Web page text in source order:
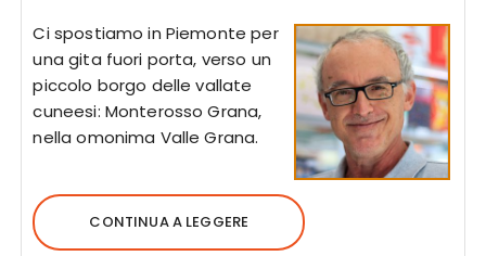
Ci spostiamo in Piemonte per
una gita fuori porta, verso un
piccolo borgo delle vallate
cuneesi: Monterosso Grana,
nella omonima Valle Grana.
CONTINUA A LEGGERE